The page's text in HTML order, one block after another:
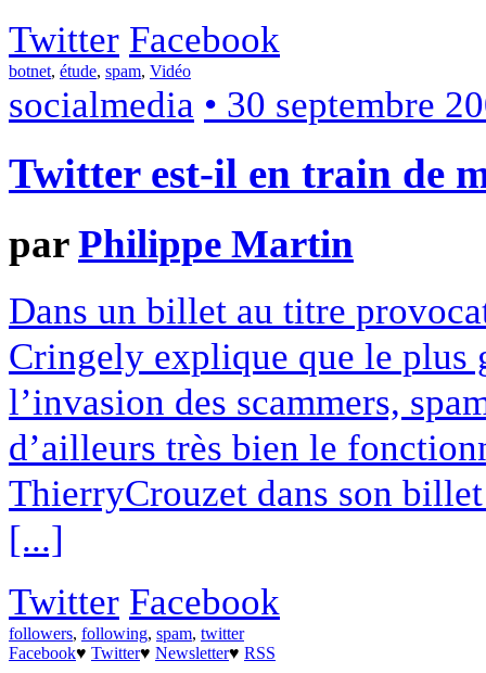
Twitter Facebook
botnet, étude, spam, Vidéo
socialmedia • 30 septembre
Twitter est-il en train de
parPhilippe Martin
Dans un billet au titre
Cringely explique que le plus
l’invasion des scammers,
d’ailleurs très bien le
ThierryCrouzet dans son
[...]
Twitter Facebook
followers, following, spam, twitter
Facebook♥ Twitter♥ Newsletter♥ RSS